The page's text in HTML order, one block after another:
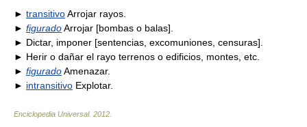
► transitivoArrojar rayos.
► figuradoArrojar [bombas o balas].
► Dictar, imponer [sentencias, excomuniones, censuras].
► Herir o dañar el rayo terrenos o edificios, montes, etc.
► figuradoAmenazar.
► intransitivo Explotar.
Enciclopedia Universal. 2012